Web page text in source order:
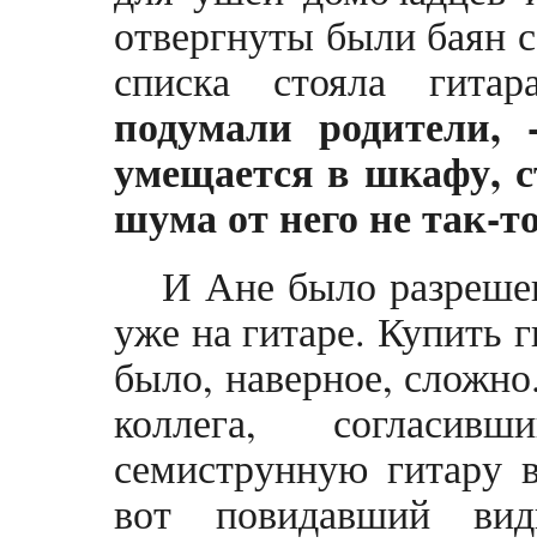
отвергнуты были баян
списка стояла
подумали
умещается в шкафу,
шума от него не так-
И Ане было
уже на гитаре. Купить
было, наверное,
коллега,
семиструнную гитару
вот повидавший